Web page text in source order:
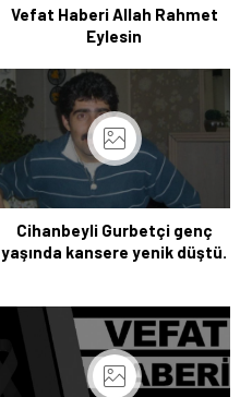
Vefat Haberi Allah Rahmet
Eylesin
Cihanbeyli Gurbetçi genç
yaşında kansere yenik düştü.